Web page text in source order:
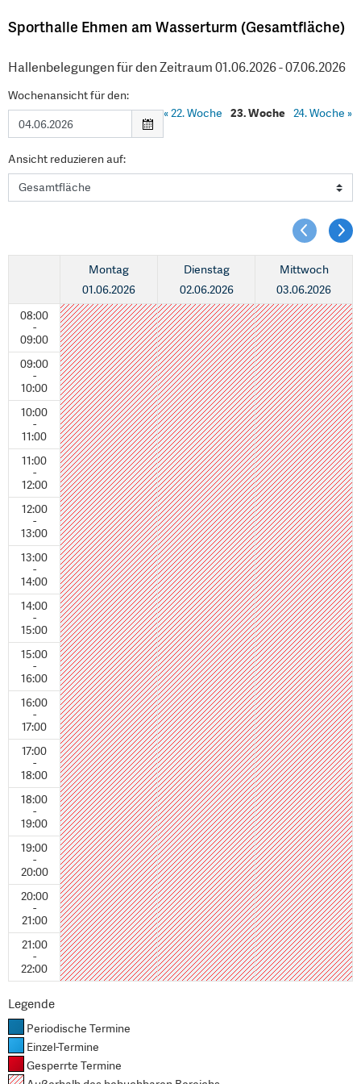
Sporthalle Ehmen am Wasserturm (Gesamtfläche)
Hallenbelegungen für den Zeitraum 01.06.2026 - 07.06.2026
Wochenansicht für den:
«22. Woche 23. Woche 24. Woche »
Ansicht reduzieren auf:
08:00
-
09:00
09:00
-
10:00
10:00
-
11:00
11:00
-
12:00
12:00
-
13:00
13:00
-
14:00
14:00
-
15:00
15:00
-
16:00
16:00
-
17:00
17:00
-
18:00
18:00
-
19:00
19:00
-
20:00
20:00
-
21:00
21:00
-
22:00
Montag
01.06.2026
Dienstag
02.06.2026
Mittwoch
03.06.2026
Legende
Periodische Termine
Einzel-Termine
Gesperrte Termine